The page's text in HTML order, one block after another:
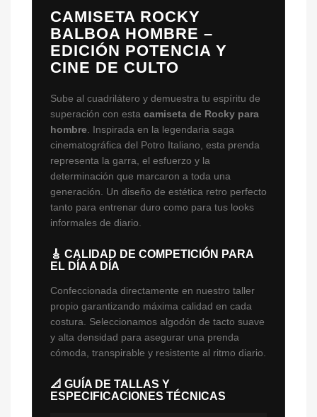
CAMISETA ROCKY
BALBOA HOMBRE –
EDICIÓN POTENCIA Y
CINE DE CULTO
Sube al cuadrilátero y demuestra tu espíritu de
superación con esta camiseta de Rocky para
hombre . Inspirada en la legendaria saga
cinematográfica del Potro Italiano, esta prenda
representa la garra, el esfuerzo y la
determinación que marcaron a toda una
generación. Un diseño de estética retro perfecto
tanto para entrenar duro como para tus looks
informales de diario.
🎸 CALIDAD DE COMPETICIÓN PARA
EL DÍA A DÍA
Confeccionada directamente en nuestro taller
propio garantizando máxima calidad en cada
costura. Seleccionamos algodón de tacto suave
y alta densidad para asegurar una prenda
cómoda, transpirable y resistente al ritmo diario.
📐 GUÍA DE TALLAS Y
ESPECIFICACIONES TÉCNICAS